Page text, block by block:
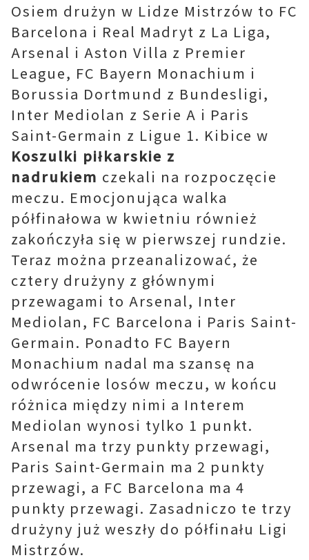
Osiem drużyn w Lidze Mistrzów to FC
Barcelona i Real Madryt z La Liga,
Arsenal i Aston Villa z Premier
League, FC Bayern Monachium i
Borussia Dortmund z Bundesligi,
Inter Mediolan z Serie A i Paris
Saint-Germain z Ligue 1. Kibice w
Koszulki piłkarskie z
nadrukiem czekali na rozpoczęcie
meczu. Emocjonująca walka
półfinałowa w kwietniu również
zakończyła się w pierwszej rundzie.
Teraz można przeanalizować, że
cztery drużyny z głównymi
przewagami to Arsenal, Inter
Mediolan, FC Barcelona i Paris Saint-
Germain. Ponadto FC Bayern
Monachium nadal ma szansę na
odwrócenie losów meczu, w końcu
różnica między nimi a Interem
Mediolan wynosi tylko 1 punkt.
Arsenal ma trzy punkty przewagi,
Paris Saint-Germain ma 2 punkty
przewagi, a FC Barcelona ma 4
punkty przewagi. Zasadniczo te trzy
drużyny już weszły do ​​półfinału Ligi
Mistrzów.